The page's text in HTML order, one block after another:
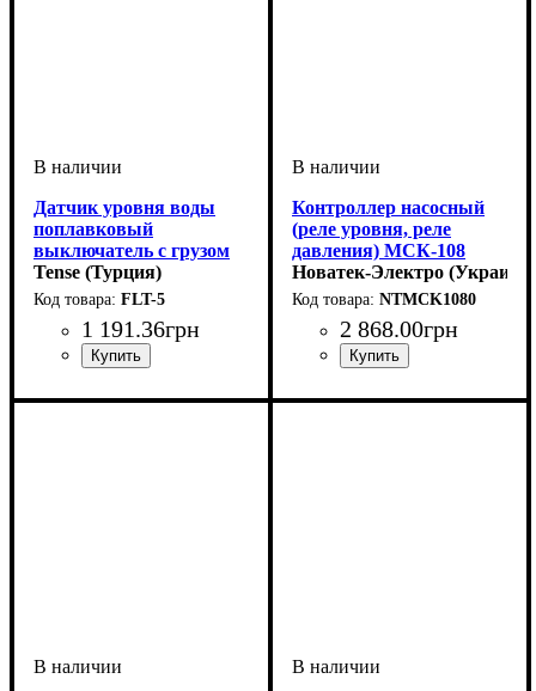
Датчик уровня воды
поплавковый
выключатель с грузом
для накопительного
бака 5 метров
Tense (Турция)
FLT-5
1 191.36грн
Контроллер насосный
(реле уровня, реле
давления) МСК-108
Новатек-Электро (Украина)
NTMCK1080
2 868.00грн
контроля и управления
Контроллеры для систем